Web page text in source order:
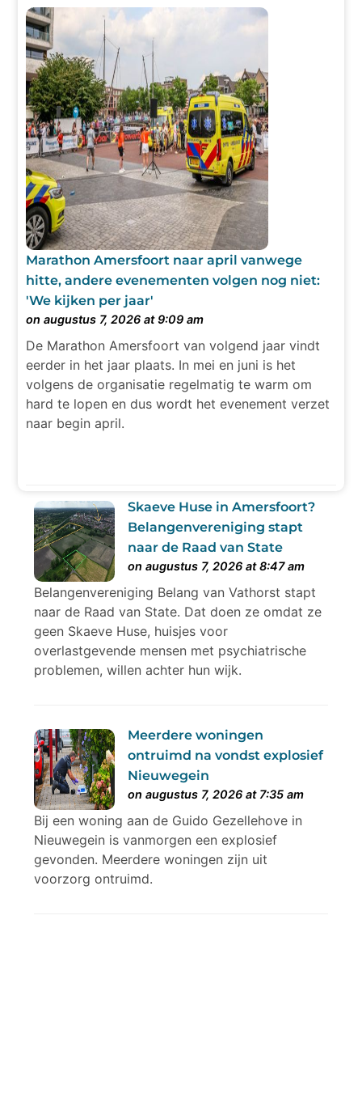
Marathon Amersfoort naar april vanwege
hitte, andere evenementen volgen nog niet:
'We kijken per jaar'
on augustus 7, 2026 at 9:09 am
De Marathon Amersfoort van volgend jaar vindt
eerder in het jaar plaats. In mei en juni is het
volgens de organisatie regelmatig te warm om
hard te lopen en dus wordt het evenement verzet
naar begin april.
Skaeve Huse in Amersfoort?
Belangenvereniging stapt
naar de Raad van State
on augustus 7, 2026 at 8:47 am
Belangenvereniging Belang van Vathorst stapt
naar de Raad van State. Dat doen ze omdat ze
geen Skaeve Huse, huisjes voor
overlastgevende mensen met psychiatrische
problemen, willen achter hun wijk.
Meerdere woningen
ontruimd na vondst explosief
Nieuwegein
on augustus 7, 2026 at 7:35 am
Bij een woning aan de Guido Gezellehove in
Nieuwegein is vanmorgen een explosief
gevonden. Meerdere woningen zijn uit
voorzorg ontruimd.